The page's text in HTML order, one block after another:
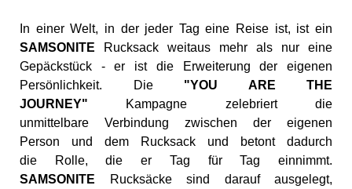
In einer Welt, in der jeder Tag eine Reise ist, ist ein
SAMSONITE Rucksack weitaus mehr als nur eine
Gepäckstück - er ist die Erweiterung der eigenen
Persönlichkeit. Die "YOU ARE THE
JOURNEY" Kampagne zelebriert die
unmittelbare Verbindung zwischen der eigenen
Person und dem Rucksack und betont dadurch
die Rolle, die er Tag für Tag einnimmt.
SAMSONITE Rucksäcke sind darauf ausgelegt,